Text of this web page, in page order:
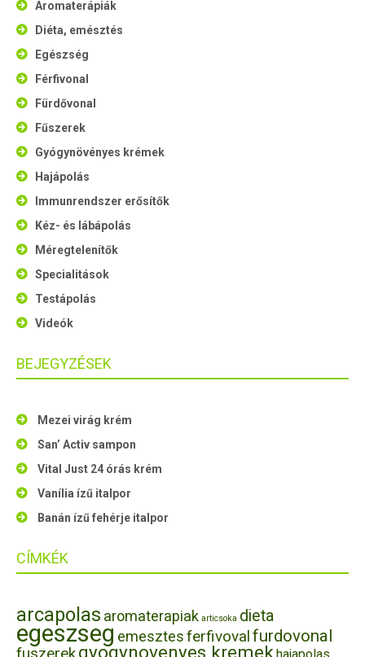
Aromaterápiák
Diéta, emésztés
Egészség
Férfivonal
Fürdővonal
Fűszerek
Gyógynövényes krémek
Hajápolás
Immunrendszer erősítők
Kéz- és lábápolás
Méregtelenítők
Specialitások
Testápolás
Videók
BEJEGYZÉSEK
Mezei virág krém
San’ Activ sampon
Vital Just 24 órás krém
Vanília ízű italpor
Banán ízű fehérje italpor
CÍMKÉK
arcapolas aromaterapiak articsoka dieta
egeszseg emesztesferfivovalfurdovonal
gyogynovenyes kremek